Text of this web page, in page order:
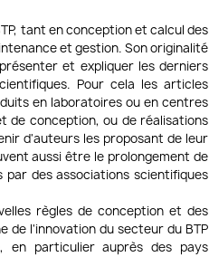
tant en conception et calcul des
et gestion. Son originalité
et expliquer les derniers
Pour cela les articles
en laboratoires ou en centres
de conception, ou de réalisations
d'auteurs les proposant de leur
aussi être le prolongement de
des associations scientifiques
règles de conception et des
de l'innovation du secteur du BTP
en particulier auprès des pays